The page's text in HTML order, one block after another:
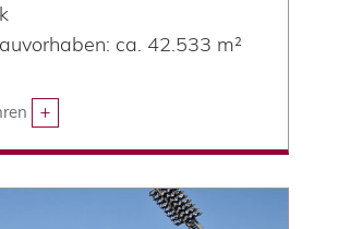
ca. 42.533 m²